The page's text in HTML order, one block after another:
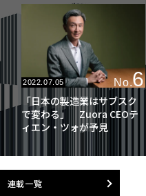
2022.07.05 No.6
「日本の製造業はサブスク
で変わる」 Zuora CEOテ
ィエン・ツォが予見
連載一覧